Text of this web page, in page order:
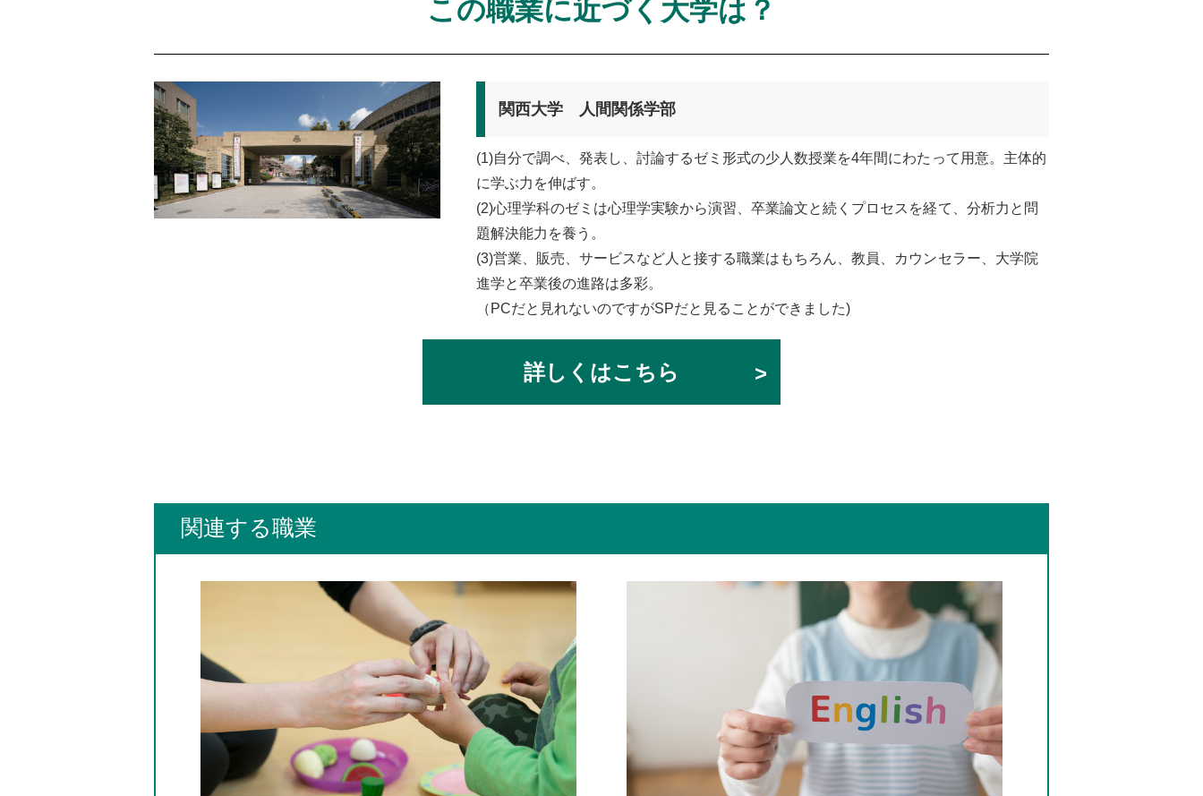
この職業に近づく大学は？
関西大学 人間関係学部
(1)自分で調べ、発表し、討論するゼミ形式の少人数授業を4年間にわたって用意。主体的
に学ぶ力を伸ばす。
(2)心理学科のゼミは心理学実験から演習、卒業論文と続くプロセスを経て、分析力と問
題解決能力を養う。
(3)営業、販売、サービスなど人と接する職業はもちろん、教員、カウンセラー、大学院
進学と卒業後の進路は多彩。
（PCだと見れないのですがSPだと見ることができました)
詳しくはこちら
関連する職業